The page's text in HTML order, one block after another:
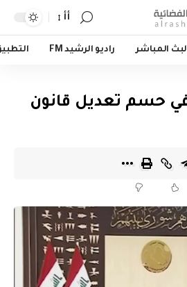
أأ
المباشر راديو الرشيد FM
في حسم تعديل قانون